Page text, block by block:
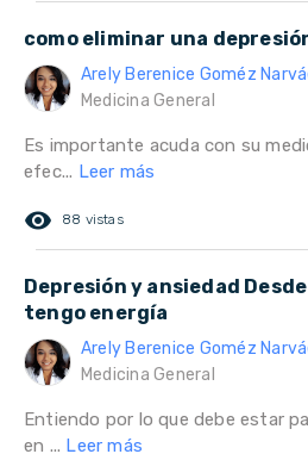
como eliminar una
Arely Berenice Goméz
Medicina General
Es importante acuda con su
efec... Leer más
remove_red_eye 88 vistas
Depresión y ansiedad
tengo energía
Arely Berenice Goméz
Medicina General
Entiendo por lo que debe estar
en ... Leer más